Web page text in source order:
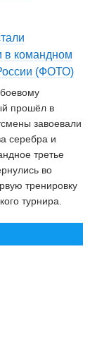
в командном
(ФОТО)
прошёл в
завоевали
серебра и
третье
во
тренировку
турнира.